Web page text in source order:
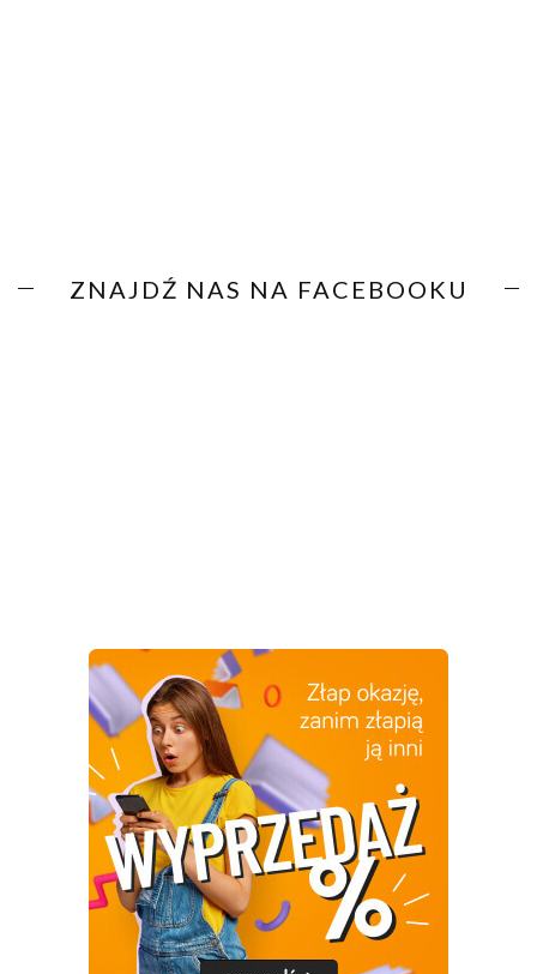
ZNAJDŹ NAS NA FACEBOOKU